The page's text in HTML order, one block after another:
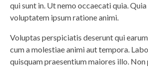
qui sunt in. Ut nemo occaecati quia.
voluptatem ipsum ratione animi.
Voluptas perspiciatis deserunt qui
cum a molestiae animi aut tempora.
quisquam praesentium maiores illo.